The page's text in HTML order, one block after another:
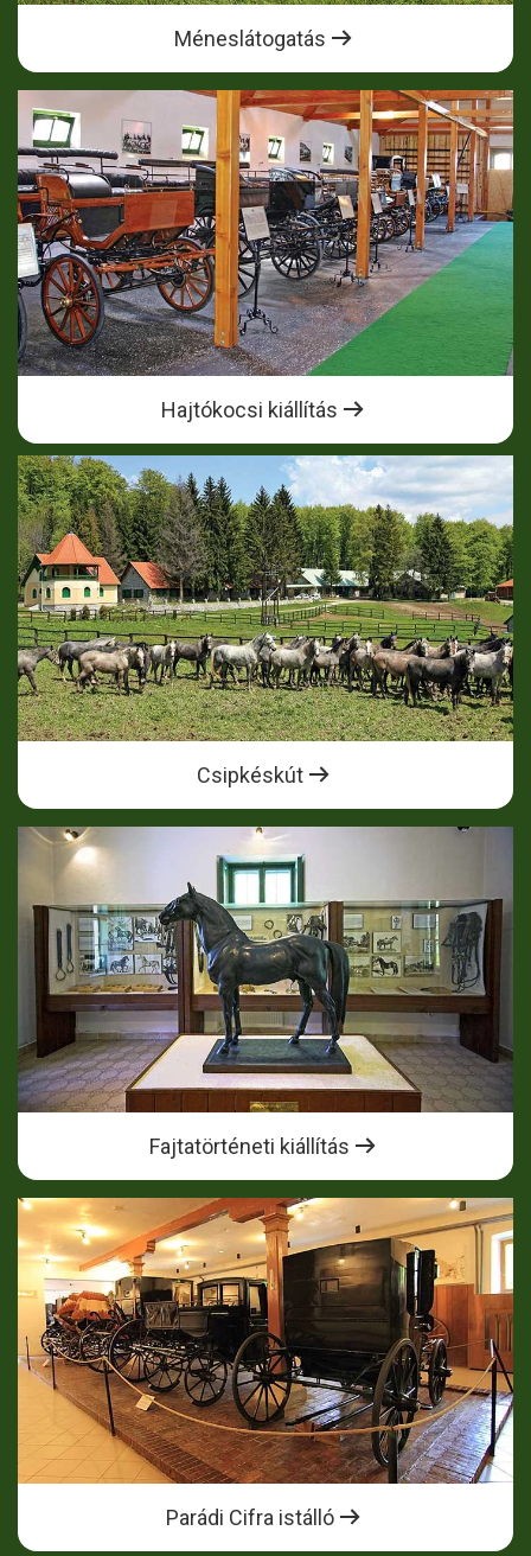
Méneslátogatás
Hajtókocsi kiállítás
Csipkéskút
Fajtatörténeti kiállítás
Parádi Cifra istálló